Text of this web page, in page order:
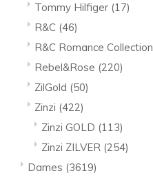
Tommy Hilfiger (17)
R&C (46)
R&C Romance Collection
Rebel&Rose (220)
ZilGold (50)
Zinzi (422)
Zinzi GOLD (113)
Zinzi ZILVER (254)
Dames (3619)